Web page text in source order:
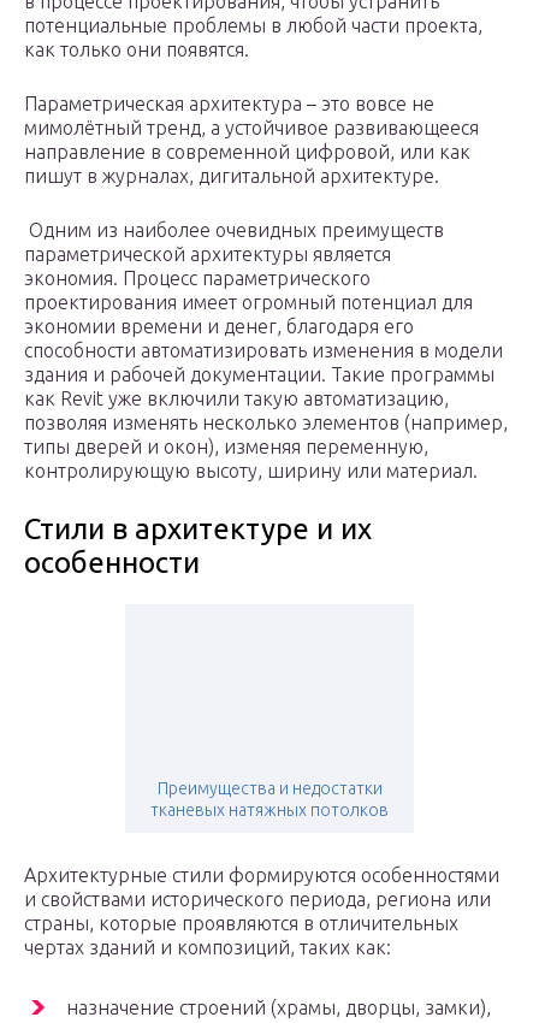
потенциальные проблемы в любой части проекта,
как только они появятся.
Параметрическая архитектура – это вовсе не
мимолётный тренд, а устойчивое развивающееся
направление в современной цифровой, или как
пишут в журналах, дигитальной архитектуре.
Одним из наиболее очевидных преимуществ
параметрической архитектуры является
экономия. Процесс параметрического
проектирования имеет огромный потенциал для
экономии времени и денег, благодаря его
способности автоматизировать изменения в модели
здания и рабочей документации. Такие программы
как Revit уже включили такую ​​автоматизацию,
позволяя изменять несколько элементов (например,
типы дверей и окон), изменяя переменную,
контролирующую высоту, ширину или материал.
Стили в архитектуре и их
особенности
Преимущества и недостатки
тканевых натяжных потолков
Архитектурные стили формируются особенностями
и свойствами исторического периода, региона или
страны, которые проявляются в отличительных
чертах зданий и композиций, таких как:
назначение строений (храмы, дворцы, замки),